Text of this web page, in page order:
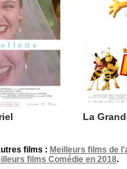
films : Meilleurs films de
films Comédie en 2018.